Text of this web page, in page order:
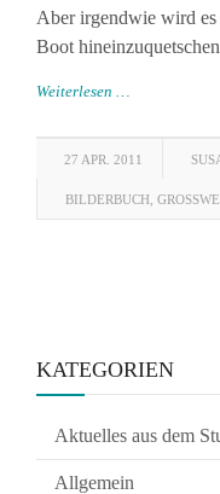
Aber irgendwie wird
Boot
Weiterlesen …
27 APR. 2011
BILDERBUCH
KATEGORIEN
Aktuelles aus dem
Allgemein